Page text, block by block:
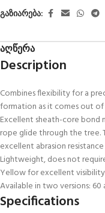
გაზიარება:
აღწერა
Description
Combines flexibility for a
formation as it comes out
Excellent sheath-core bond
rope glide through the tree.
excellent abrasion resistance
Lightweight, does not
Yellow for excellent visibility
Available in two versions: 60
Specifications